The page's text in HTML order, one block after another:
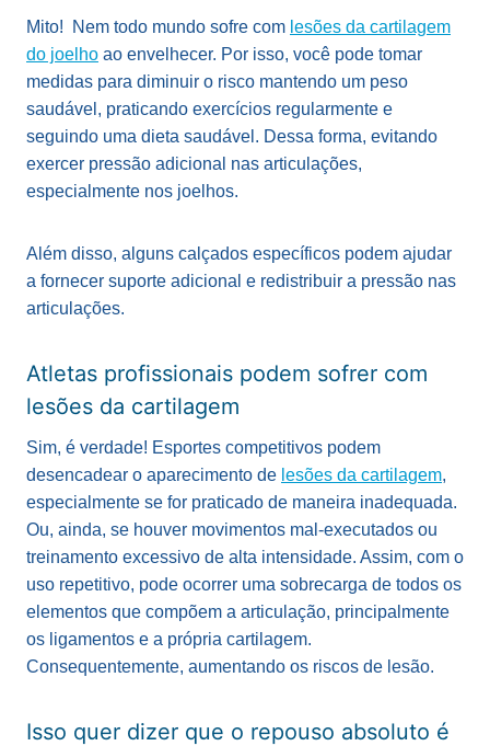
Mito! Nem todo mundo sofre com lesões da cartilagem
do joelho ao envelhecer. Por isso, você pode tomar
medidas para diminuir o risco mantendo um peso
saudável, praticando exercícios regularmente e
seguindo uma dieta saudável. Dessa forma, evitando
exercer pressão adicional nas articulações,
especialmente nos joelhos.
Além disso, alguns calçados específicos podem ajudar
a fornecer suporte adicional e redistribuir a pressão nas
articulações.
Atletas profissionais podem sofrer com
lesões da cartilagem
Sim, é verdade! Esportes competitivos podem
desencadear o aparecimento de lesões da cartilagem,
especialmente se for praticado de maneira inadequada.
Ou, ainda, se houver movimentos mal-executados ou
treinamento excessivo de alta intensidade. Assim, com o
uso repetitivo, pode ocorrer uma sobrecarga de todos os
elementos que compõem a articulação, principalmente
os ligamentos e a própria cartilagem.
Consequentemente, aumentando os riscos de lesão.
Isso quer dizer que o repouso absoluto é